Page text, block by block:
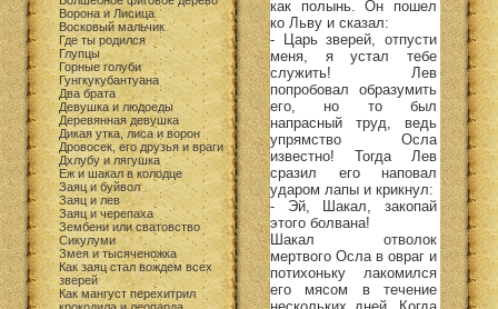
Ворона и Лисица
Восковый мальчик
Где ты родился
Глупцы
Горные голуби
Гунгкукубантуана
Два брата
Девушка и людоеды
Деревянная девушка
Дикая утка, лиса и ворон
Дровосек, его друзья и враги
Дхлубу и лягушка
Еж и шакал в колодце
Заяц и буйвол
Заяц и лев
Заяц и черепаха
Зембени или сватовство
Сикулуми
Змея и тысяченожка
Как заяц стал вождем всех
зверей
Как мангуст перехитрил
как полынь. Он пошел
ко Льву и сказал:
- Царь зверей, отпусти
меня, я устал тебе
служить! Лев
попробовал образумить
его, но то был
напрасный труд, ведь
упрямство Осла
известно! Тогда Лев
сразил его наповал
ударом лапы и крикнул:
- Эй, Шакал, закопай
этого болвана!
Шакал отволок
мертвого Осла в овраг и
потихоньку лакомился
его мясом в течение